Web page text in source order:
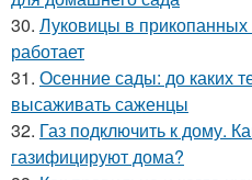
30. Луковицы в прикопанных
работает
31. Осенние сады: до каких
высаживать саженцы
32. Газ подключить к дому.
газифицируют дома?